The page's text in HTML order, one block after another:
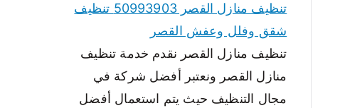
تنظيف منازل القصر 50993903 تنظيف
شقق وفلل وعفش القصر
تنظيف منازل القصر نقدم خدمة تنظيف
منازل القصر ونعتبر أفضل شركة في
مجال التنظيف حيث يتم استعمال أفضل